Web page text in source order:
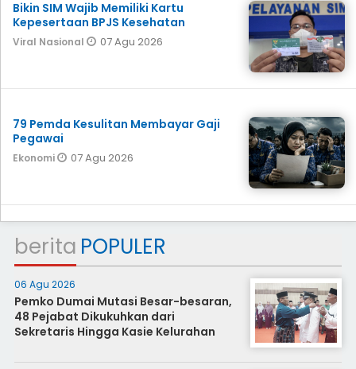
Bikin SIM Wajib Memiliki Kartu
Kepesertaan BPJS Kesehatan
Viral Nasional 07 Agu 2026
79 Pemda Kesulitan Membayar Gaji
Pegawai
Ekonomi 07 Agu 2026
berita POPULER
06 Agu 2026
Pemko Dumai Mutasi Besar-besaran,
48 Pejabat Dikukuhkan dari
Sekretaris Hingga Kasie Kelurahan